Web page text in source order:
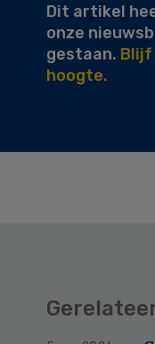
Dit artikel
onze
gestaan. Blijf
hoogte.